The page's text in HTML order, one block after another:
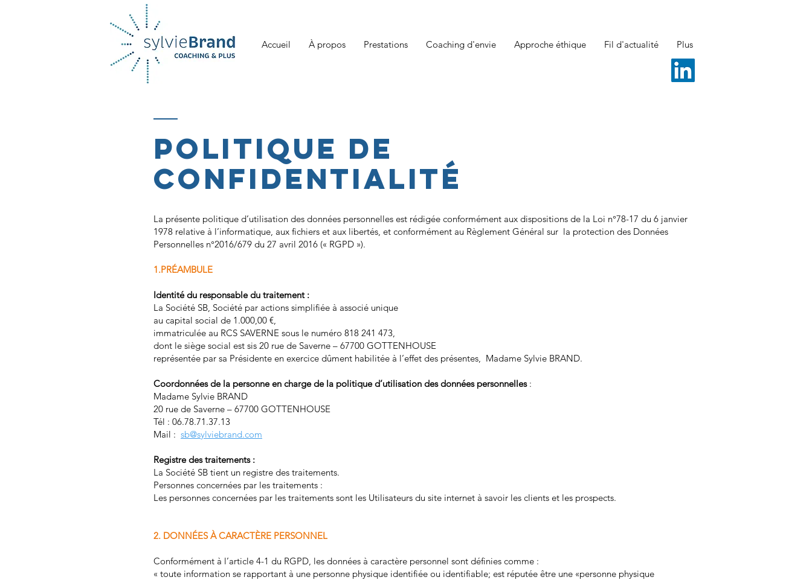
Accueil À propos Prestations Coaching d'envie Approche éthique Fil d'actualité Plus
POLITIQUE DE
CONFIDENTIALITé
La présente politique d’utilisation des données personnelles est rédigée conformément aux dispositions de la Loi n°78-17 du 6 janvier
1978 relative à l’informatique, aux fichiers et aux libertés, et conformément au Règlement Général sur la protection des Données
Personnelles n°2016/679 du 27 avril 2016 (« RGPD »).
1.PRÉAMBULE
Identité du responsable du traitement :
La Société SB, Société par actions simplifiée à associé unique
au capital social de 1.000,00 €,
immatriculée au RCS SAVERNE sous le numéro 818 241 473,
dont le siège social est sis 20 rue de Saverne – 67700 GOTTENHOUSE
représentée par sa Présidente en exercice dûment habilitée à l’effet des présentes, Madame Sylvie BRAND.
Coordonnées de la personne en charge de la politique d’utilisation des données personnelles :
Madame Sylvie BRAND
20 rue de Saverne – 67700 GOTTENHOUSE
Tél : 06.78.71.37.13
Mail : sb@sylviebrand.com
Registre des traitements :
La Société SB tient un registre des traitements.
Personnes concernées par les traitements :
Les personnes concernées par les traitements sont les Utilisateurs du site internet à savoir les clients et les prospects.
2. DONNÉES À CARACTÈRE PERSONNEL
Conformément à l’article 4-1 du RGPD, les données à caractère personnel sont définies comme :
« toute information se rapportant à une personne physique identifiée ou identifiable; est réputée être une «personne physique